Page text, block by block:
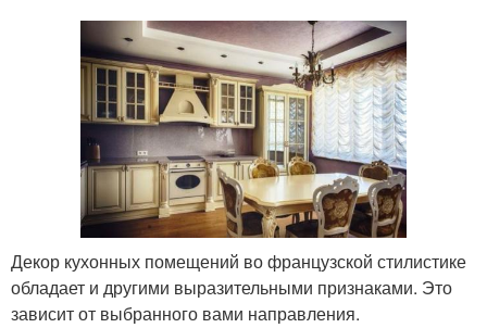
Декор кухонных помещений во французской стилистике
обладает и другими выразительными признаками. Это
зависит от выбранного вами направления.